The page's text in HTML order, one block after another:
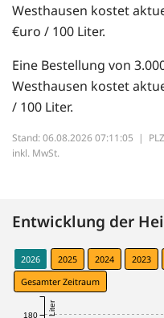
Westhausen kostet
€uro / 100 Liter.
Eine Bestellung von
Westhausen kostet
/ 100 Liter.
Stand: 06.08.2026 07:11:05 |
inkl. MwSt.
Entwicklung der
2026 2025 2024 2023
Gesamter Zeitraum
180